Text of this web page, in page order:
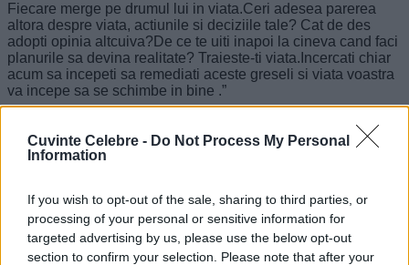
Cuvinte Celebre - Do Not Process My Personal
Information
If you wish to opt-out of the sale, sharing to third parties, or
processing of your personal or sensitive information for
targeted advertising by us, please use the below opt-out
section to confirm your selection. Please note that after your
Fiecare merge pe drumul lui in viata.Ceri adesea parerea
altora despre viata, actiunile si deciziile tale? Cat de des
adopti opinia altcuiva?De ce te uiti inapoi la cineva cand faci
planurile sa devina realitate? Traieste-ti viata.Incercati chiar
acum sa incepeti sa remediati aceste greseli si viata voastra
va incepe sa se schimbe in bine .”
Soluții la minut